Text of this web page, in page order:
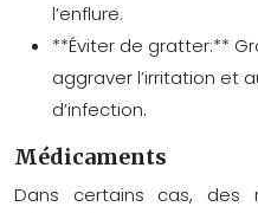
l’enflure.
**Éviter de gratter:**
aggraver l’irritation et
d’infection.
Médicaments
Dans certains cas, des